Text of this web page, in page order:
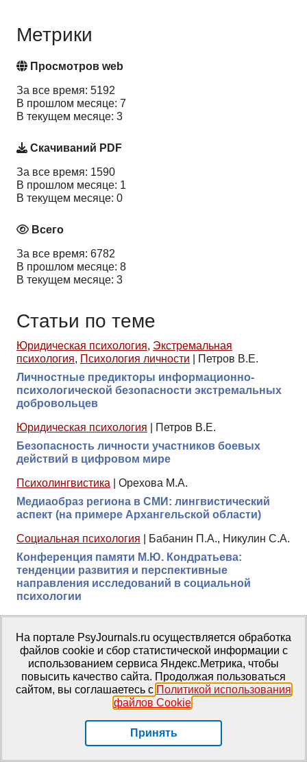
Метрики
Просмотров web
За все время: 5192
В прошлом месяце: 7
В текущем месяце: 3
Скачиваний PDF
За все время: 1590
В прошлом месяце: 1
В текущем месяце: 0
Всего
За все время: 6782
В прошлом месяце: 8
В текущем месяце: 3
Статьи по теме
Юридическая психология, Экстремальная
психология, Психология личности
Петров В.Е.
Личностные предикторы информационно-
психологической безопасности экстремальных
добровольцев
Юридическая психология
Петров В.Е.
Безопасность личности участников боевых
действий в цифровом мире
Психолингвистика
Орехова М.А.
Медиаобраз региона в СМИ: лингвистический
аспект (на примере Архангельской области)
Социальная психология
Бабанин П.А., Никулин С.А.
Конференция памяти М.Ю. Кондратьева:
тенденции развития и перспективные
направления исследований в социальной
психологии
Социальная психология|Белинская Е.П.
Счастье как индивидуальное переживание и
идеологический императив
ТОП-20 статей
На портале PsyJournals.ru осуществляется обработка
файлов cookie и сбор статистической информации с
использованием сервиса Яндекс.Метрика, чтобы
повысить качество сайта. Продолжая пользоваться
сайтом, вы соглашаетесь с Политикой использования
файлов Cookie.
Принять